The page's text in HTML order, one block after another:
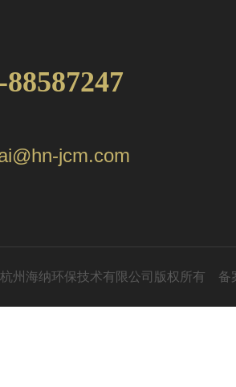
88587247
jcm.com
州海纳环保技术有限公司版权所有 备